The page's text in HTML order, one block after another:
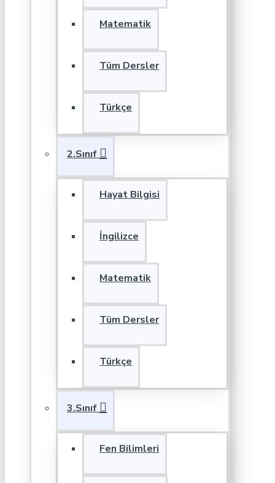
Matematik
Tüm Dersler
Türkçe
2.Sınıf
Hayat Bilgisi
İngilizce
Matematik
Tüm Dersler
Türkçe
3.Sınıf
Fen Bilimleri